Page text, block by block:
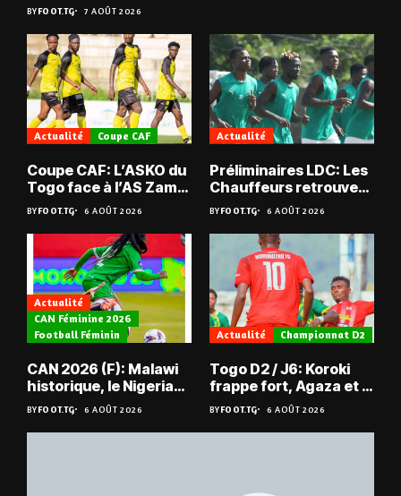
BYFOOT.TG 7 AOÛT 2026
Actualité Coupe CAF
Coupe CAF: L’ASKO du
Togo face à l’AS Zam
du Niger
BYFOOT.TG 6 AOÛT 2026
Actualité
Préliminaires LDC: Les
Chauffeurs retrouvent
les Mimos
BYFOOT.TG 6 AOÛT 2026
Actualité
CAN Féminine 2026
Football Féminin
CAN 2026 (F): Malawi
historique, le Nigeria
sauvé, la Zambie
éliminée
BYFOOT.TG 6 AOÛT 2026
Actualité Championnat D2
Togo D2 / J6: Koroki
frappe fort, Agaza et la
JCA assurent,
suspense avant Sara
FC – Doumbé FC
BYFOOT.TG 6 AOÛT 2026